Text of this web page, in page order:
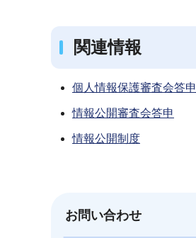
関連情報
個人情報保護審査会答申
情報公開審査会答申
情報公開制度
お問い合わせ